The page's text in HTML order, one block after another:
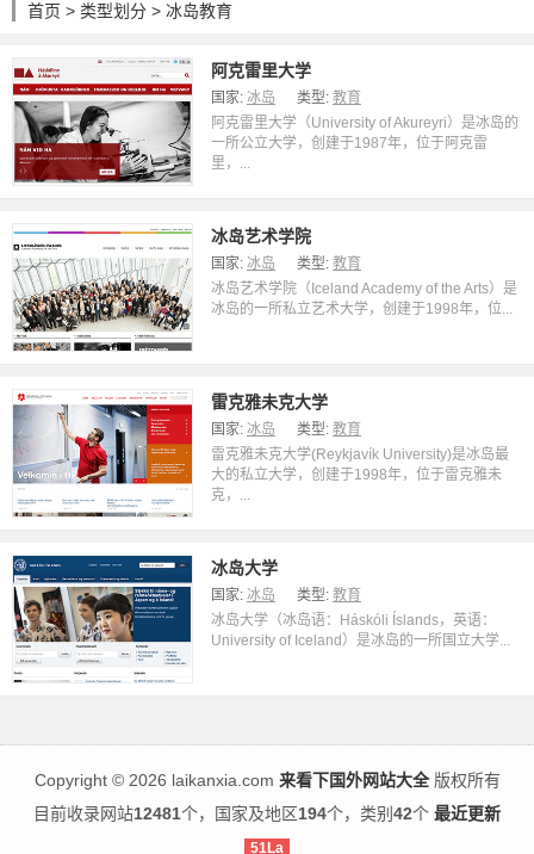
首页 > 类型划分 > 冰岛教育
阿克雷里大学
国家: 冰岛 类型: 教育
阿克雷里大学（University of Akureyri）是冰岛的
一所公立大学，创建于1987年，位于阿克雷
里，...
冰岛艺术学院
国家: 冰岛 类型: 教育
冰岛艺术学院（Iceland Academy of the Arts）是
冰岛的一所私立艺术大学，创建于1998年，位...
雷克雅未克大学
国家: 冰岛 类型: 教育
雷克雅未克大学(Reykjavík University)是冰岛最
大的私立大学，创建于1998年，位于雷克雅未
克，...
冰岛大学
国家: 冰岛 类型: 教育
冰岛大学（冰岛语：Háskóli Íslands，英语：
University of Iceland）是冰岛的一所国立大学...
Copyright ©2026 laikanxia.com 来看下国外网站大全版权所有
目前收录网站12481个，国家及地区194个，类别 42个 最近更新
51La